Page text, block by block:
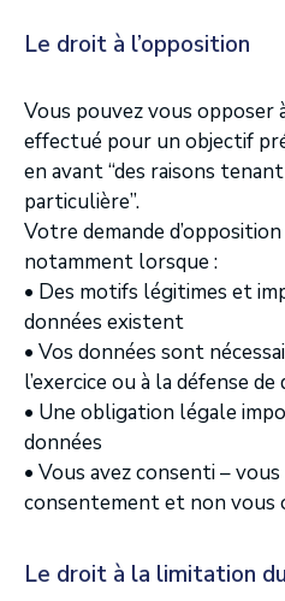
Le droit à l’opposition
Vous pouvez vous
effectué pour un objectif
en avant “des raisons
particulière”.
Votre demande
notamment lorsque :
• Des motifs légitimes et
données existent
• Vos données sont
l’exercice ou à la défense
• Une obligation légale
données
• Vous avez consenti –
consentement et non vous
Le droit à la limitation